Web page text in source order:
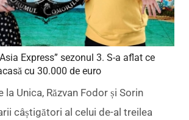
Express” sezonul 3. S-a aflat ce
cu 30.000 de euro
Unica, Răzvan Fodor și Sorin
câștigători al celui de-al treilea